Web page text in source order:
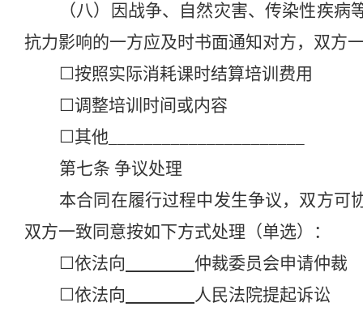
（八）因战争、自然灾害、传染性疾
抗力影响的一方应及时书面通知对方，双方
☐按照实际消耗课时结算培训费用
☐调整培训时间或内容
☐其他
第七条 争议处理
本合同在履行过程中发生争议，双方可
双方一致同意按如下方式处理（单选）：
☐依法向
仲裁委员会申请仲裁
☐依法向
人民法院提起诉讼